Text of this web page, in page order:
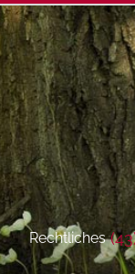
Rechtliches